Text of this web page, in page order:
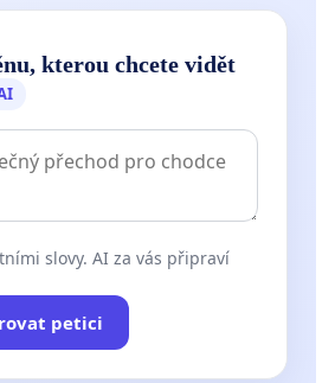
kterou chcete vidět
slovy. AI za vás připraví
petici